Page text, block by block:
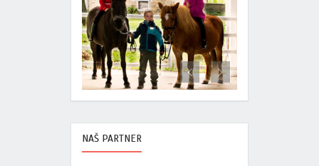
NAŠ PARTNER